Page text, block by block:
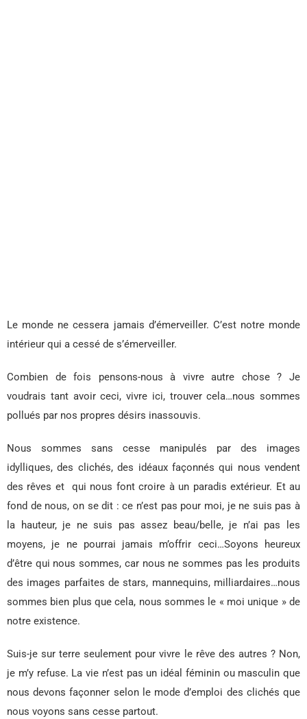
Le monde ne cessera jamais d’émerveiller. C’est notre monde
intérieur qui a cessé de s’émerveiller.
Combien de fois pensons-nous à vivre autre chose ? Je
voudrais tant avoir ceci, vivre ici, trouver cela…nous sommes
pollués par nos propres désirs inassouvis.
Nous sommes sans cesse manipulés par des images
idylliques, des clichés, des idéaux façonnés qui nous vendent
des rêves et qui nous font croire à un paradis extérieur. Et au
fond de nous, on se dit : ce n’est pas pour moi, je ne suis pas à
la hauteur, je ne suis pas assez beau/belle, je n’ai pas les
moyens, je ne pourrai jamais m’offrir ceci…Soyons heureux
d’être qui nous sommes, car nous ne sommes pas les produits
des images parfaites de stars, mannequins, milliardaires…nous
sommes bien plus que cela, nous sommes le « moi unique » de
notre existence.
Suis-je sur terre seulement pour vivre le rêve des autres ? Non,
je m’y refuse. La vie n’est pas un idéal féminin ou masculin que
nous devons façonner selon le mode d’emploi des clichés que
nous voyons sans cesse partout.